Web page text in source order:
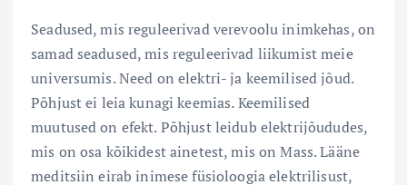
Seadused, mis reguleerivad verevoolu inimkehas, on
samad seadused, mis reguleerivad liikumist meie
universumis. Need on elektri- ja keemilised jõud.
Põhjust ei leia kunagi keemias. Keemilised
muutused on efekt. Põhjust leidub elektrijõududes,
mis on osa kõikidest ainetest, mis on Mass. Lääne
meditsiin eirab inimese füsioloogia elektrilisust,